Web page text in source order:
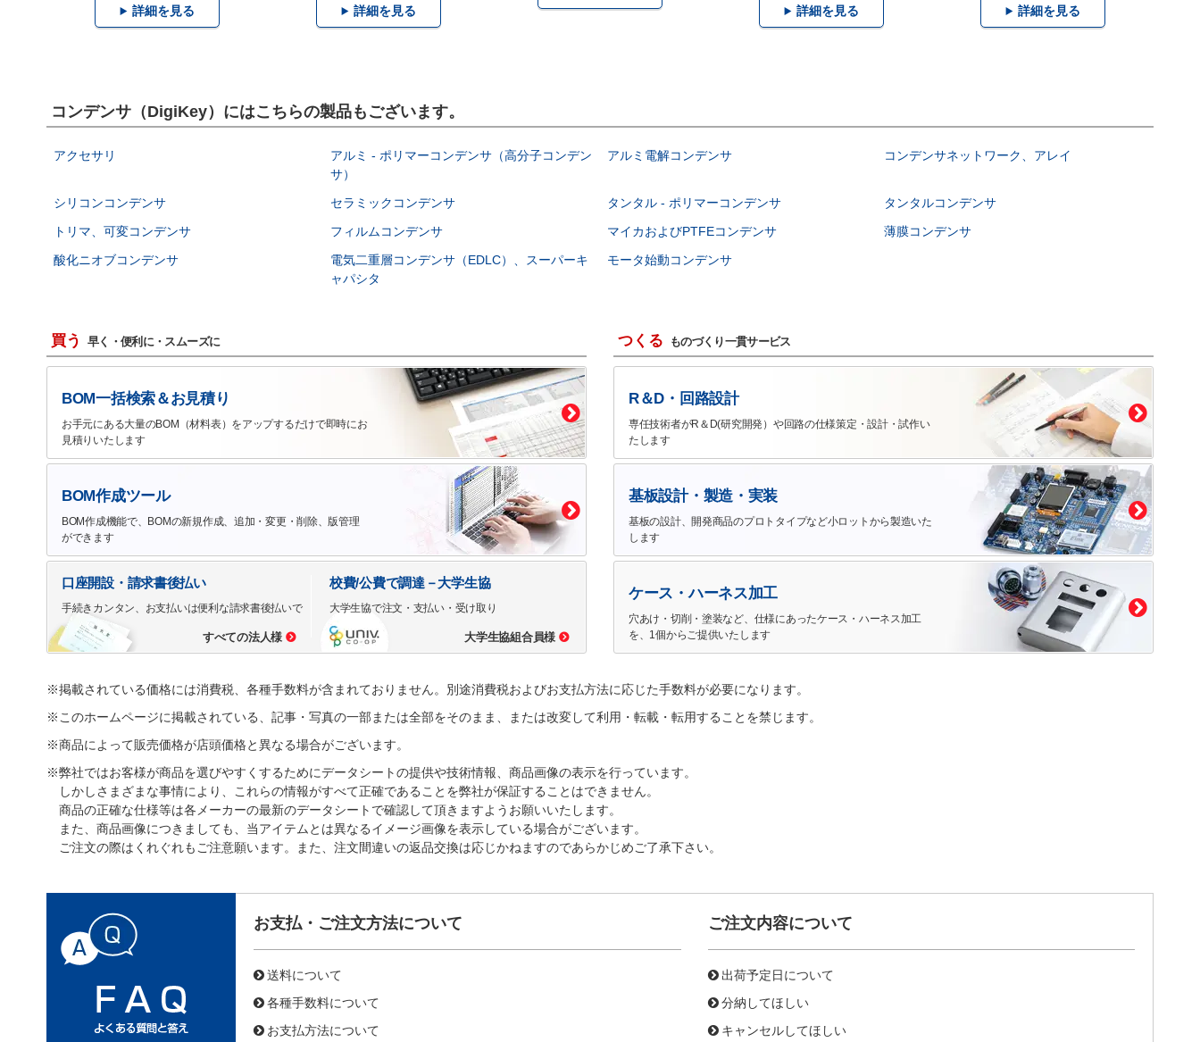
詳細を見る 詳細を見る 詳細を見る 詳細を見る
コンデンサ（DigiKey）にはこちらの製品もございます。
アクセサリ
アルミ - ポリマーコンデンサ（高分子コンデン
サ）
アルミ電解コンデンサ コンデンサネットワーク、アレイ
シリコンコンデンサ セラミックコンデンサ タンタル - ポリマーコンデンサ
タンタルコンデンサ
トリマ、可変コンデンサ
フィルムコンデンサ マイカおよびPTFEコンデンサ
薄膜コンデンサ
酸化ニオブコンデンサ
電気二重層コンデンサ（EDLC）、スーパーキ
ャパシタ
モータ始動コンデンサ
買う 早く・便利に・スムーズに
BOM一括検索＆お見積り
お手元にある大量のBOM（材料表）をアップするだけで即時にお
見積りいたします
BOM作成ツール
BOM作成機能で、BOMの新規作成、追加・変更・削除、版管理
ができます
口座開設・請求書後払い
手続きカンタン、お支払いは便利な請求書後払いで
すべての法人様
校費/公費で調達－大学生協
大学生協で注文・支払い・受け取り
大学生協組合員様
つくる ものづくり一貫サービス
R＆D・回路設計
専任技術者がR＆D(研究開発）や回路の仕様策定・設計・試作い
たします
基板設計・製造・実装
基板の設計、開発商品のプロトタイプなど小ロットから製造いた
します
ケース・ハーネス加工
穴あけ・切削・塗装など、仕様にあったケース・ハーネス加工
を、1個からご提供いたします
※掲載されている価格には消費税、各種手数料が含まれておりません。別途消費税およびお支払方法に応じた手数料が必要になります。
※このホームページに掲載されている、記事・写真の一部または全部をそのまま、または改変して利用・転載・転用することを禁じます。
※商品によって販売価格が店頭価格と異なる場合がございます。
※弊社ではお客様が商品を選びやすくするためにデータシートの提供や技術情報、商品画像の表示を行っています。
しかしさまざまな事情により、これらの情報がすべて正確であることを弊社が保証することはできません。
商品の正確な仕様等は各メーカーの最新のデータシートで確認して頂きますようお願いいたします。
また、商品画像につきましても、当アイテムとは異なるイメージ画像を表示している場合がございます。
ご注文の際はくれぐれもご注意願います。また、注文間違いの返品交換は応じかねますのであらかじめご了承下さい。
お支払・ご注文方法について
送料について
各種手数料について
お支払方法について
ご注文内容について
出荷予定日について
分納してほしい
キャンセルしてほしい